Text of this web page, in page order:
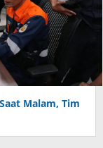
Malam, Tim